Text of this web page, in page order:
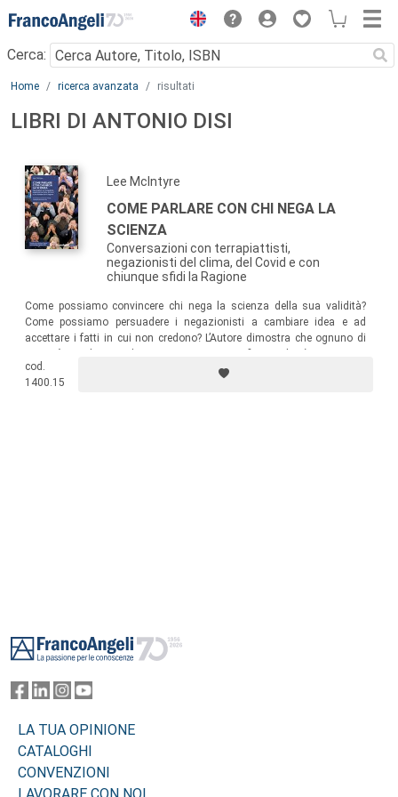
Menu
Cerca:
Main content
Home ricerca avanzata risultati
LIBRI DI ANTONIO DISI
Lee Mclntyre
COME PARLARE CON CHI NEGA LA
SCIENZA
Conversazioni con terrapiattisti,
negazionisti del clima, del Covid e con
chiunque sfidi la Ragione
Come possiamo convincere chi nega la scienza della sua validità?
Come possiamo persuadere i negazionisti a cambiare idea e ad
accettare i fatti in cui non credono? L’Autore dimostra che ognuno di
farlo: se non lo facessimo, saremmo destinati alla rovina.
cod.
1400.15
LA TUA OPINIONE
CATALOGHI
CONVENZIONI